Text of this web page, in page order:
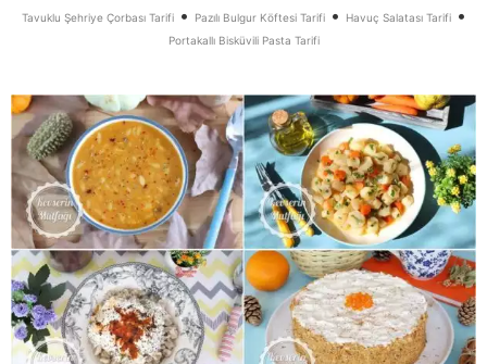
Tavuklu Şehriye Çorbası Tarifi• Pazılı Bulgur Köftesi Tarifi• Havuç Salatası Tarifi•
Portakallı Bisküvili Pasta Tarifi